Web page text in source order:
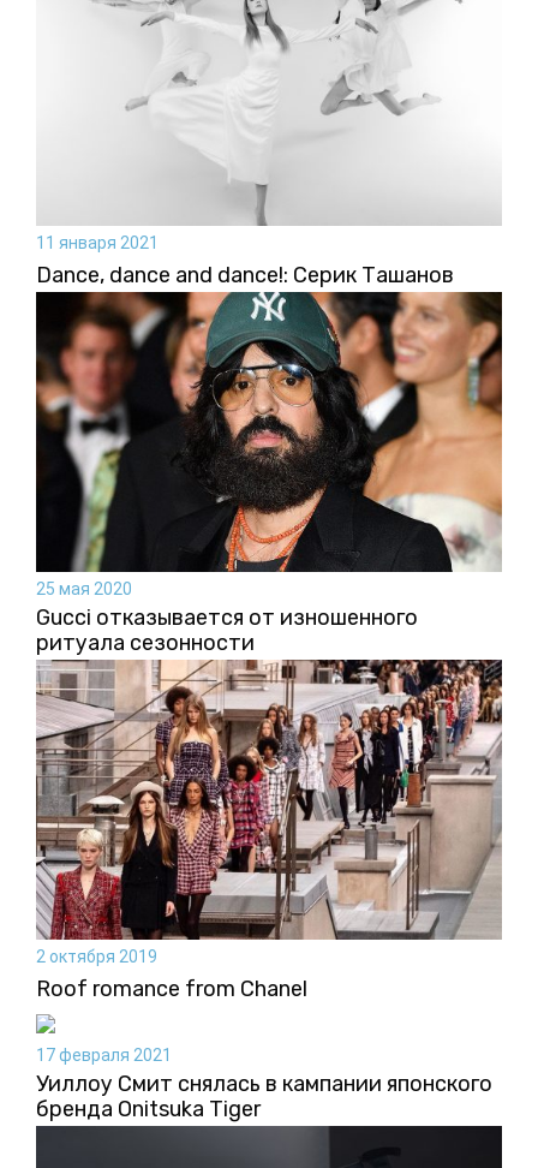
11 января 2021
Dance, dance and dance!: Серик Ташанов
25 мая 2020
Gucci отказывается от изношенного
ритуала сезонности
2 октября 2019
Roof romance from Chanel
17 февраля 2021
Уиллоу Смит снялась в кампании японского
бренда Onitsuka Tiger